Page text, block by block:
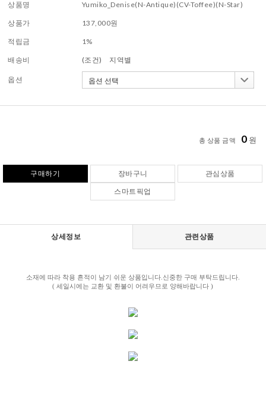
상품명 Yumiko_Denise(N-Antique)(CV-Toffee)(N-Star)
상품가 137,000원
적립금 1%
배송비 (조건) 지역별
옵션
총 상품 금액 0 원
구매하기 장바구니
관심상품
스마트픽업
상세정보 관련상품
소재에 따라 착용 흔적이 남기 쉬운 상품입니다.신중한 구매 부탁드립니다.
( 세일시에는 교환 및 환불이 어려우므로 양해바랍니다 )